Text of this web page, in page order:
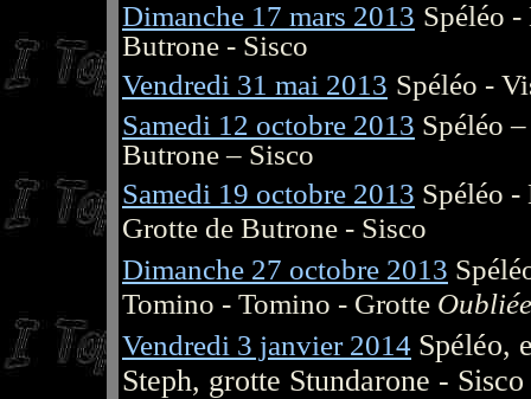
Dimanche 17 mars 2013 Spéléo -
Butrone - Sisco
Vendredi 31 mai 2013 Spéléo -
Samedi 12 octobre 2013 Spéléo
Butrone – Sisco
Samedi 19 octobre 2013 Spéléo -
Grotte de Butrone - Sisco
Dimanche 27 octobre 2013
Tomino - Tomino - Grotte Oubliée
Vendredi 3 janvier 2014 Spéléo,
Steph, grotte Stundarone - Sisco